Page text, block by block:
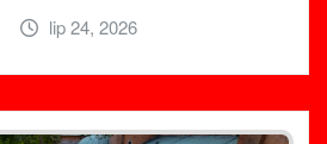
lip 24, 2026